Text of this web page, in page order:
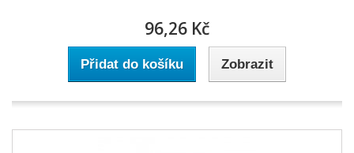
96,26 Kč
Přidat do košíku Zobrazit